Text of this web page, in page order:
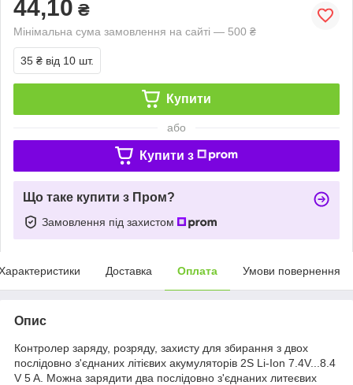
44,10 ₴
Мінімальна сума замовлення на сайті — 500 ₴
35 ₴ від 10 шт.
Купити
або
Купити з
Що таке купити з Пром?
Замовлення під захистом
Доставка Оплата Умови повернення
Опис
Контролер заряду, розряду, захисту для збирання з двох
послідовно з'єднаних літієвих акумуляторів 2S Li-Ion 7.4V...8.4
V 5 A. Можна зарядити два послідовно з'єднаних литеєвих